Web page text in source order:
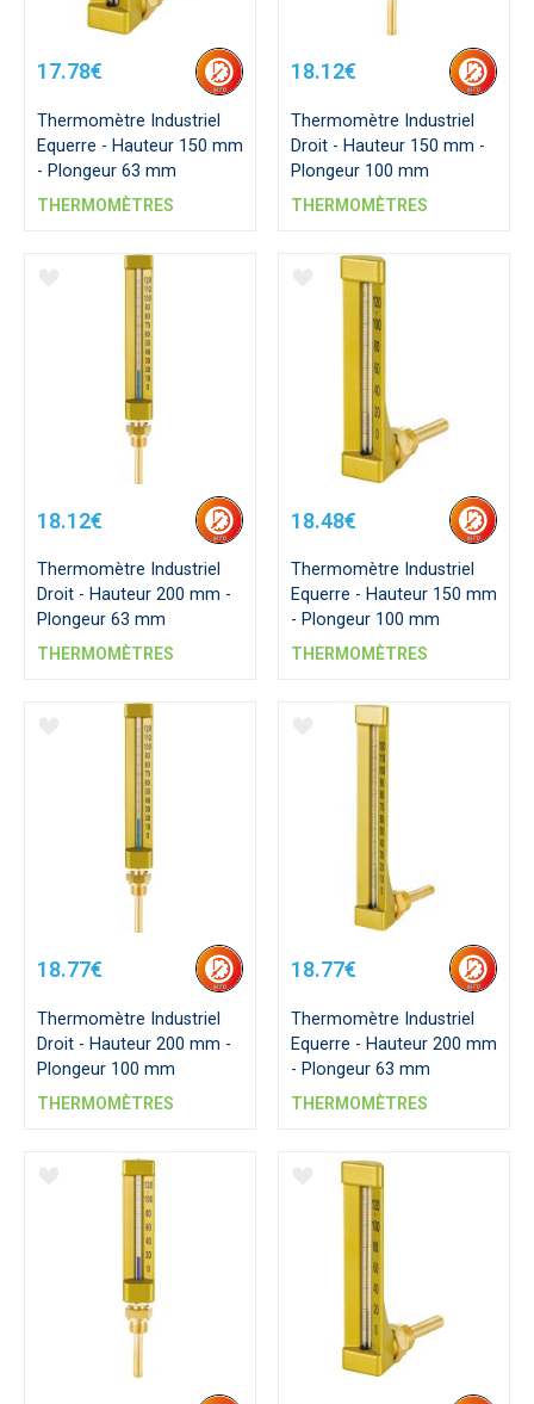
17.78€
Thermomètre Industriel
Equerre - Hauteur 150 mm
- Plongeur 63 mm
THERMOMÈTRES
18.12€
Thermomètre Industriel
Droit - Hauteur 150 mm -
Plongeur 100 mm
THERMOMÈTRES
18.12€
Thermomètre Industriel
Droit - Hauteur 200 mm -
Plongeur 63 mm
THERMOMÈTRES
18.48€
Thermomètre Industriel
Equerre - Hauteur 150 mm
- Plongeur 100 mm
THERMOMÈTRES
18.77€
Thermomètre Industriel
Droit - Hauteur 200 mm -
Plongeur 100 mm
THERMOMÈTRES
18.77€
Thermomètre Industriel
Equerre - Hauteur 200 mm
- Plongeur 63 mm
THERMOMÈTRES